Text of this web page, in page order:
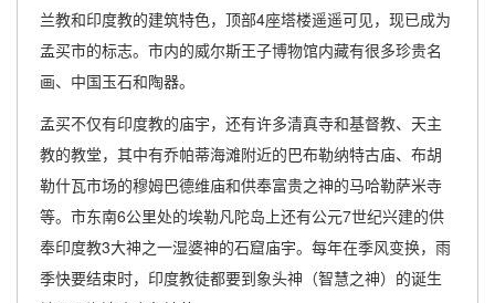
兰教和印度教的建筑特色，顶部4座塔楼遥遥可见，现已成为
孟买市的标志。市内的威尔斯王子博物馆内藏有很多珍贵名
画、中国玉石和陶器。
孟买不仅有印度教的庙宇，还有许多清真寺和基督教、天主
教的教堂，其中有乔帕蒂海滩附近的巴布勒纳特古庙、布胡
勒什瓦市场的穆姆巴德维庙和供奉富贵之神的马哈勒萨米寺
等。市东南6公里处的埃勒凡陀岛上还有公元7世纪兴建的供
奉印度教3大神之一湿婆神的石窟庙宇。每年在季风变换，雨
季快要结束时，印度教徒都要到象头神（智慧之神）的诞生